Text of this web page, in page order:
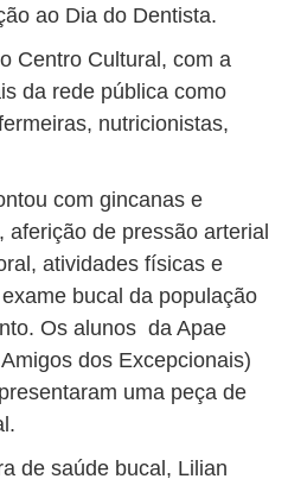
ao Dia do Dentista.
Centro Cultural, com a
da rede pública como
nutricionistas,
com gincanas e
aferição de pressão arterial
atividades físicas e
bucal da população
Os alunos da Apae
dos Excepcionais)
uma peça de
de saúde bucal, Lilian